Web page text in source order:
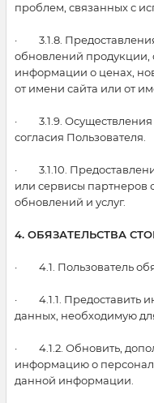
проблем, связанных с
· 3.1.8. Предоставления
обновлений продукции,
информации о ценах,
от имени сайта или от
· 3.1.9. Осуществления
согласия Пользователя.
· 3.1.10.
или сервисы партнеров
обновлений и услуг.
4. ОБЯЗАТЕЛЬСТВА
· 4.1. Пользователь
· 4.1.1. Предоставить
данных, необходимую
· 4.1.2. Обновить,
информацию о
данной информации.